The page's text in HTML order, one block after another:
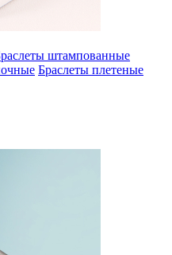
штампованные
Браслеты плетеные